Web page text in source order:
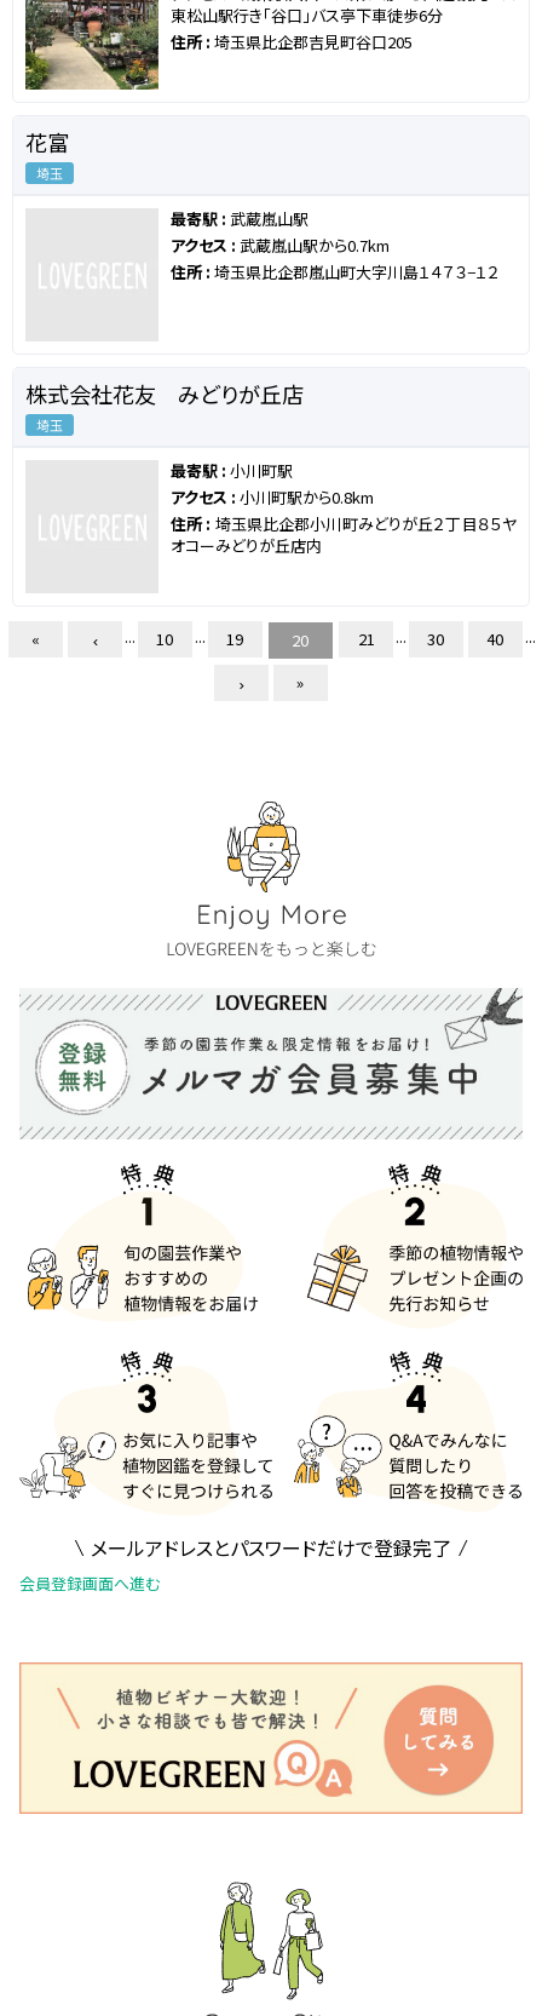
東松山駅行き「谷口」バス亭下車徒歩6分
住所 : 埼玉県比企郡吉見町谷口205
花富
埼玉
最寄駅 : 武蔵嵐山駅
アクセス : 武蔵嵐山駅から0.7km
住所 : 埼玉県比企郡嵐山町大字川島１４７３−１２
株式会社花友 みどりが丘店
埼玉
最寄駅 : 小川町駅
アクセス : 小川町駅から0.8km
住所 : 埼玉県比企郡小川町みどりが丘２丁目８５ヤ
オコーみどりが丘店内
« ... 10 ... 19 20 21 ... 30 40
...
»
メールアドレスとパスワードだけで登録完了
会員登録画面へ進む